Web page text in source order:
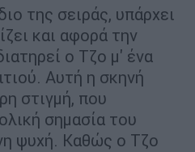
της σειράς, υπάρχει
και αφορά την
ο Τζο μ' ένα
Αυτή η σκηνή
στιγμή, που
σημασία του
ψυχή. Καθώς ο Τζο